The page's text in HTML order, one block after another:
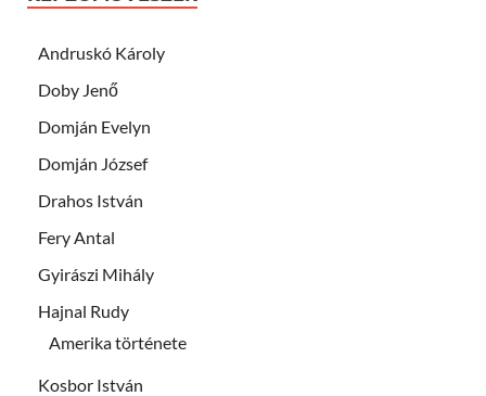
Andruskó Károly
Doby Jenő
Domján Evelyn
Domján József
Drahos István
Fery Antal
Gyirászi Mihály
Hajnal Rudy
Amerika története
Kosbor István